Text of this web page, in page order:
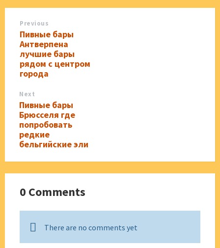
Previous
Пивные бары
Антверпена
лучшие бары
рядом с центром
города
Next
Пивные бары
Брюсселя где
попробовать
редкие
бельгийские эли
0 Comments
There are no comments yet